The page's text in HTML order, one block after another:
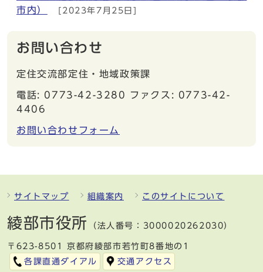
市内）
[2023年7月25日]
お問い合わせ
定住交流部定住・地域政策課
電話: 0773-42-3280 ファクス: 0773-42-
4406
お問い合わせフォーム
サイトマップ 組織案内 このサイトについて
綾部市役所 （法人番号：3000020262030）
〒623-8501 京都府綾部市若竹町8番地の1
各課直通ダイアル
交通アクセス